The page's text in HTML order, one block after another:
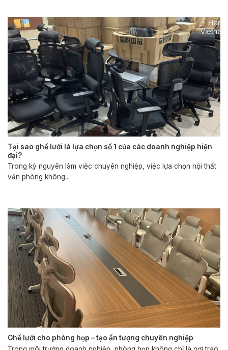
Tại sao ghế lưới là lựa chọn số 1 của các doanh nghiệp hiện
đại?
Trong kỷ nguyên làm việc chuyên nghiệp, việc lựa chọn nội thất
văn phòng không...
Ghế lưới cho phòng họp – tạo ấn tượng chuyên nghiệp